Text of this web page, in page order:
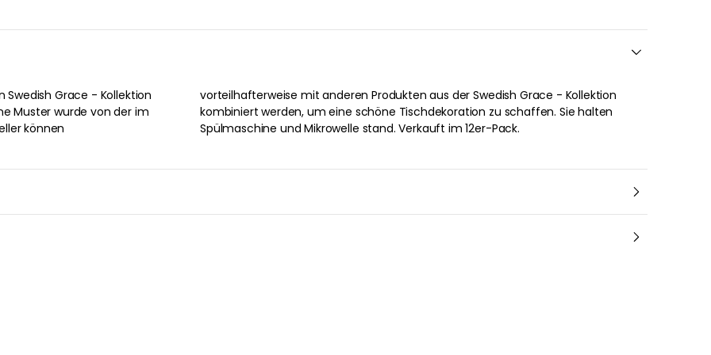
Swedish Grace - Kollektion
Muster wurde von der im
können
Grace - Kollektion
zu schaffen. Sie halten
Spülmaschine und Mikrowelle stand. Verkauft im 12er-Pack.